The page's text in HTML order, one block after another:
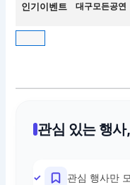
인기이벤트 대구모든공연
관심 있는 행
관심 행사만